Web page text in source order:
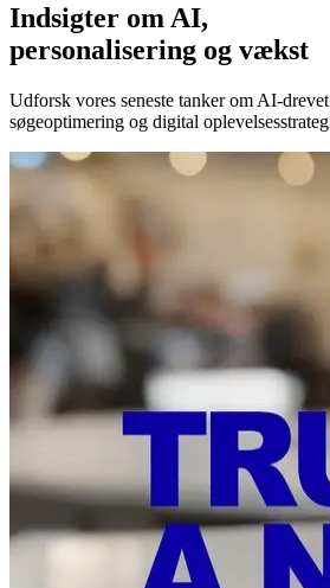
Indsigter om AI,
personalisering og vækst
Udforsk vores seneste tanker om AI-
søgeoptimering og digital